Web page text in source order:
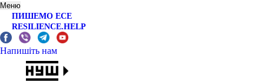
Меню
ПИШЕМО ЕСЕ
RESILIENCE.HELP
Напишіть нам